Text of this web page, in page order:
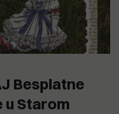
Besplatne
Starom